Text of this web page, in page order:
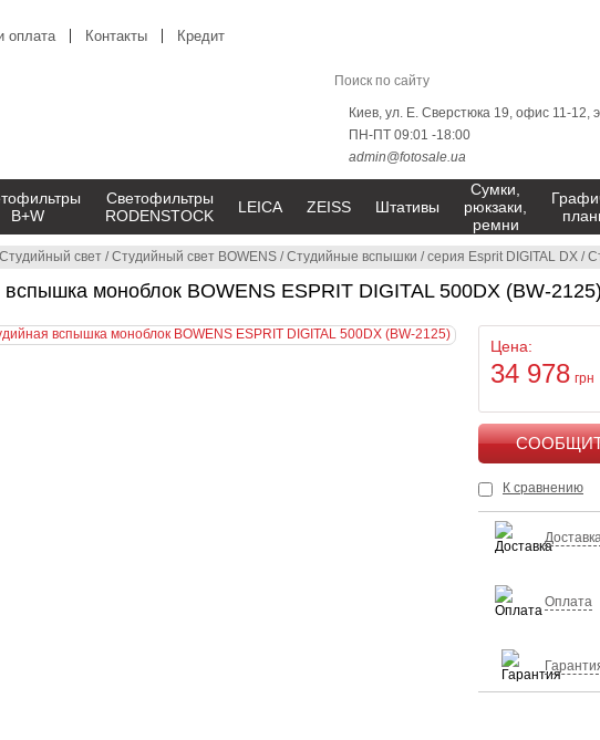
Студийный свет /Студийный свет BOWENS /Студийные вспышки /серия Esprit DIGITAL DX /
вспышка моноблок BOWENS ESPRIT DIGITAL 500DX (BW-2125)
Цена:
34 978 грн
К сравнению
Доставка
Оплата
оплата Контакты Кредит
Киев, ул. Е. Сверстюка 19, офис 11-12,
ПН-ПТ 09:01 -18:00
admin@fotosale.ua
B+W
Светофильтры
RODENSTOCK
LEICA ZEISS Штативы
Сумки,
рюкзаки,
ремни